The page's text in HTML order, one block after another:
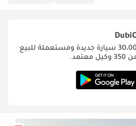
استكشف أكثر من 30،000 سيارة جديدة ومستعملة للبيع